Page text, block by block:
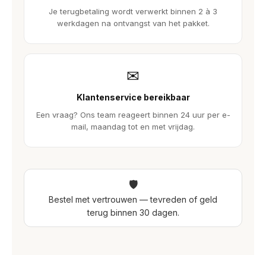
Je terugbetaling wordt verwerkt binnen 2 à 3
werkdagen na ontvangst van het pakket.
✉
Klantenservice bereikbaar
Een vraag? Ons team reageert binnen 24 uur per e-
mail, maandag tot en met vrijdag.
🛡
Bestel met vertrouwen — tevreden of geld
terug binnen 30 dagen.